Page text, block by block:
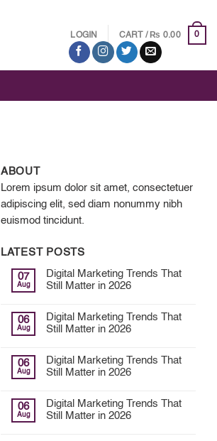
LOGIN CART / ₨ 0.00 0
ABOUT
Lorem ipsum dolor sit amet, consectetuer
adipiscing elit, sed diam nonummy nibh
euismod tincidunt.
LATEST POSTS
07
Aug
Digital Marketing Trends That
Still Matter in 2026
06
Aug
Digital Marketing Trends That
Still Matter in 2026
06
Aug
Digital Marketing Trends That
Still Matter in 2026
06
Aug
Digital Marketing Trends That
Still Matter in 2026